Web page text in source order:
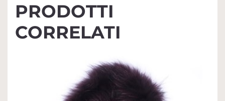
PRODOTTI
CORRELATI